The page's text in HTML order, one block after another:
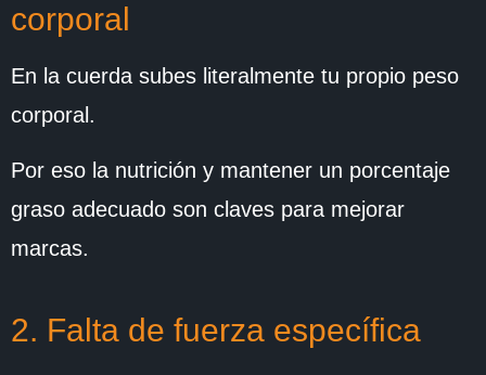
corporal
En la cuerda subes literalmente tu propio peso
corporal.
Por eso la nutrición y mantener un porcentaje
graso adecuado son claves para mejorar
marcas.
2. Falta de fuerza específica